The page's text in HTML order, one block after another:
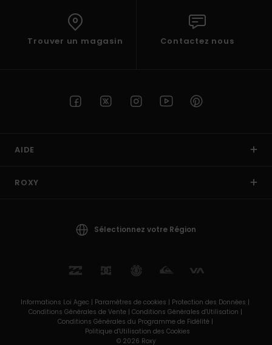
Trouver un magasin Contactez nous
AIDE
ROXY
Sélectionnez votre Région
Informations Loi Agec | Paramètres de cookies | Protection des Données |
Conditions Générales de Vente | Conditions Générales d'Utilisation |
Conditions Générales du Programme de Fidélité |
Politique d'Utilisation des Cookies
© 2026 Roxy